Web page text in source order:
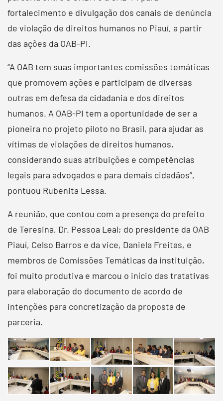
fortalecimento e divulgação dos canais de denúncia
de violação de direitos humanos no Piauí, a partir
das ações da OAB-PI.
“A OAB tem suas importantes comissões temáticas
que promovem ações e participam de diversas
outras em defesa da cidadania e dos direitos
humanos. A OAB-PI tem a oportunidade de ser a
pioneira no projeto piloto no Brasil, para ajudar as
vítimas de violações de direitos humanos,
considerando suas atribuições e competências
legais para advogados e para demais cidadãos”,
pontuou Rubenita Lessa.
A reunião, que contou com a presença do prefeito
de Teresina, Dr. Pessoa Leal; do presidente da OAB
Piauí, Celso Barros e da vice, Daniela Freitas, e
membros de Comissões Temáticas da instituição,
foi muito produtiva e marcou o início das tratativas
para elaboração do documento de acordo de
intenções para concretização da proposta de
parceria.